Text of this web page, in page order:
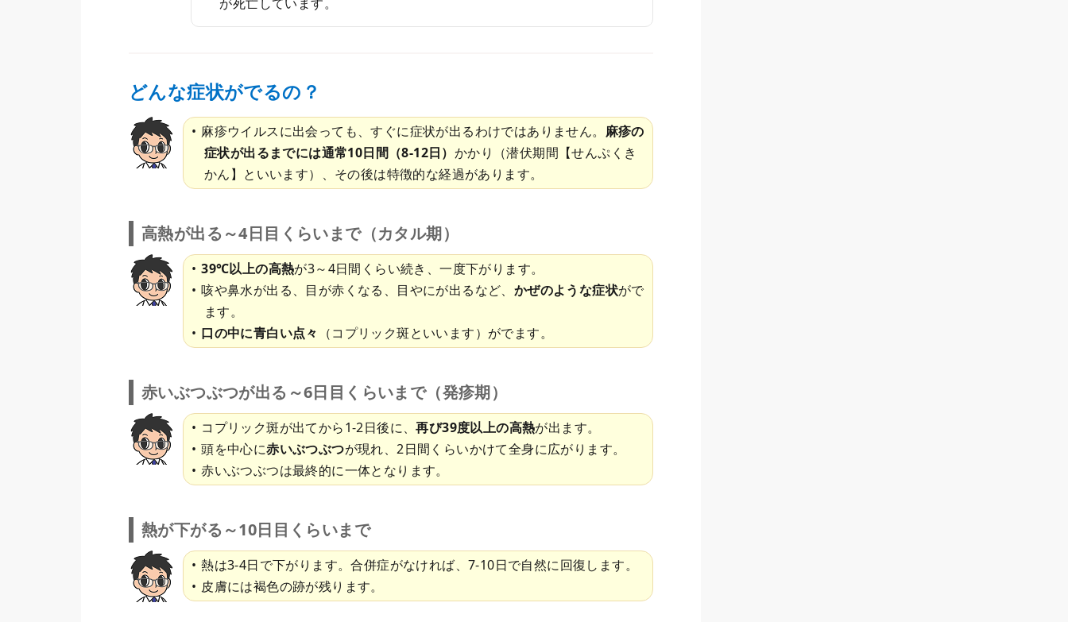
どんな症状がでるの？
麻疹ウイルスに出会っても、すぐに症状が出るわけではありません。 麻疹の
症状が出るまでには通常10日間（8-12日） かかり（潜伏期間【せんぷくき
かん】といいます）、その後は特徴的な経過があります。
高熱が出る～4日目くらいまで（カタル期）
39℃以上の高熱が3～4日間くらい続き、一度下がります。
咳や鼻水が出る、目が赤くなる、目やにが出るなど、 かぜのような症状がで
ます。
口の中に青白い点々 （コプリック斑といいます）がでます。
赤いぶつぶつが出る～6日目くらいまで（発疹期）
コプリック斑が出てから1-2日後に、再び39度以上の高熱が出ます。
頭を中心に赤いぶつぶつが現れ、2日間くらいかけて全身に広がります。
赤いぶつぶつは最終的に一体となります。
熱が下がる～10日目くらいまで
熱は3-4日で下がります。合併症がなければ、7-10日で自然に回復します。
皮膚には褐色の跡が残ります。